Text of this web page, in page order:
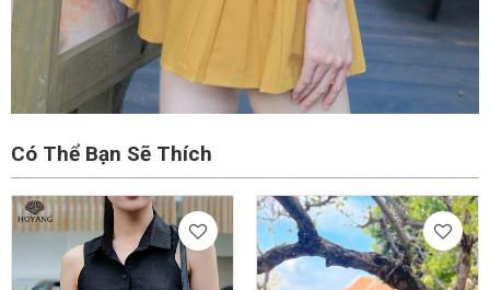
Có Thể Bạn Sẽ Thích